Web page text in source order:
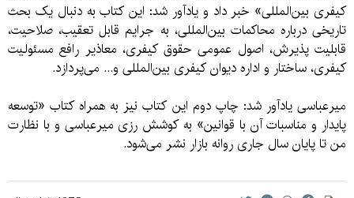
کیفری بین‌المللی» خبر داد و یادآور شد: اين کتاب به دنبال يک بحث
تاريخی درباره محاکمات بين‌المللی، به جرايم قابل تعقيب، صلاحيت،
قابليت پذيرش، اصول عمومی حقوق کيفری، معاذير رافع مسئوليت
کيفری، ساختار و اداره ديوان کيفری بين‌المللی و... می‌پردازد.
میرعباسی یادآور شد: چاپ دوم این کتاب نیز به همراه کتاب «توسعه
پایدار و مناسبات آن با قوانین» به کوشش رزی میرعباسی و با نظارت
من تا پایان سال جاری روانه بازار نشر می‌شود.